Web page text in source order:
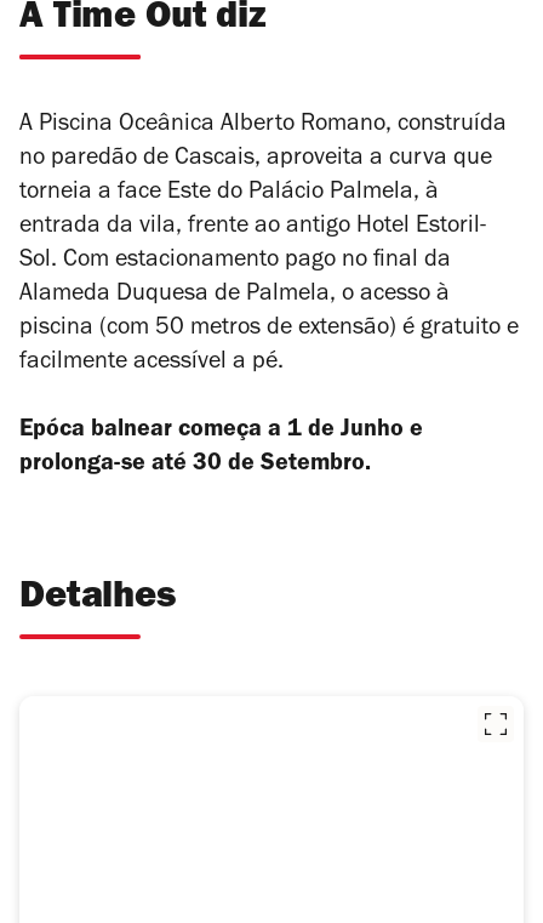
A Time Out diz
A Piscina Oceânica Alberto Romano, construída
no paredão de Cascais, aproveita a curva que
torneia a face Este do Palácio Palmela, à
entrada da vila, frente ao antigo Hotel Estoril-
Sol. Com estacionamento pago no final da
Alameda Duquesa de Palmela, o acesso à
piscina (com 50 metros de extensão) é gratuito e
facilmente acessível a pé.
Epóca balnear começa a 1 de Junho e
prolonga-se até 30 de Setembro.
Detalhes